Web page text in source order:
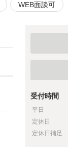
WEB面談可
受付時間
平日
定休日
定休日補足